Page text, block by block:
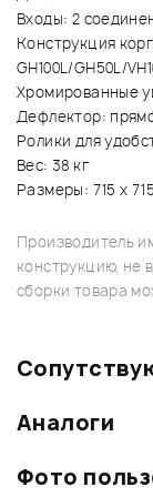
Входы: 2
Конструкция
GH100L/GH50L/
Хромированные
Дефлектор:
Ролики для
Вес: 38 кг
Размеры: 715 x
Производитель
конструкцию, не
сборки товара
Аналоги
Фото